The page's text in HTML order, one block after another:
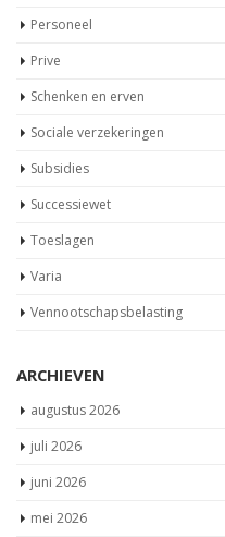
Personeel
Prive
Schenken en erven
Sociale verzekeringen
Subsidies
Successiewet
Toeslagen
Varia
Vennootschapsbelasting
ARCHIEVEN
augustus 2026
juli 2026
juni 2026
mei 2026